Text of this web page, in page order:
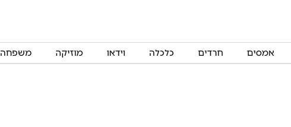
אמסים חרדים כלכלה וידאו מוזיקה משפחה